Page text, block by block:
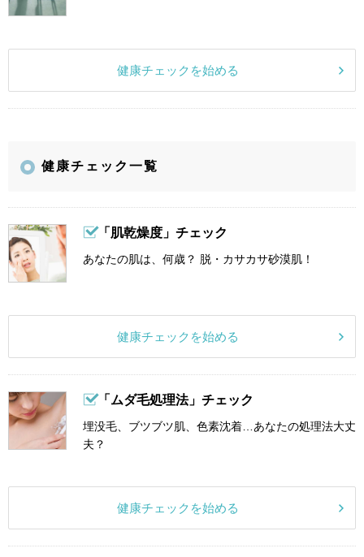
健康チェックを始める
健康チェック一覧
「肌乾燥度」チェック
あなたの肌は、何歳？ 脱・カサカサ砂漠肌！
健康チェックを始める
「ムダ毛処理法」チェック
埋没毛、ブツブツ肌、色素沈着…あなたの処理法大丈
夫？
健康チェックを始める